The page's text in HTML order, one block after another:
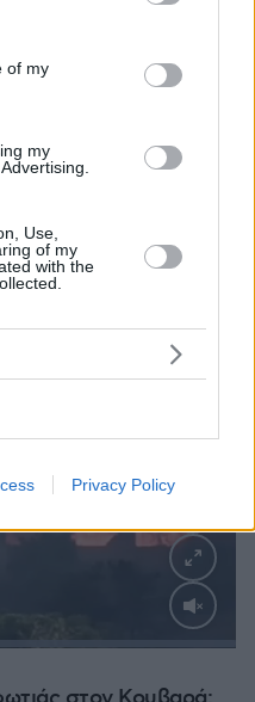
its third-party tags to
purposes in below Google
of my
my
Use,
of my
with the
Privacy Policy
όλους: Τι θα πει ο
για μισθούς,
και στεγαστικό